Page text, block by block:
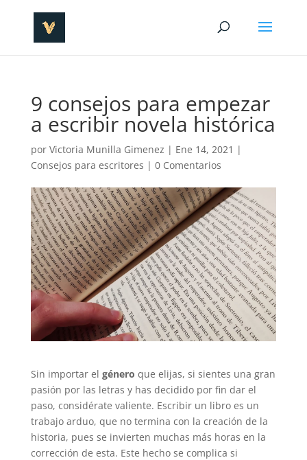
9 consejos para empezar
a escribir novela histórica
por Victoria Munilla Gimenez | Ene 14, 2021 |
Consejos para escritores | 0 Comentarios
Sin importar el género que elijas, si sientes una gran
pasión por las letras y has decidido por fin dar el
paso, considérate valiente. Escribir un libro es un
trabajo arduo, que no termina con la creación de la
historia, pues se invierten muchas más horas en la
corrección de esta. Este hecho se complica si